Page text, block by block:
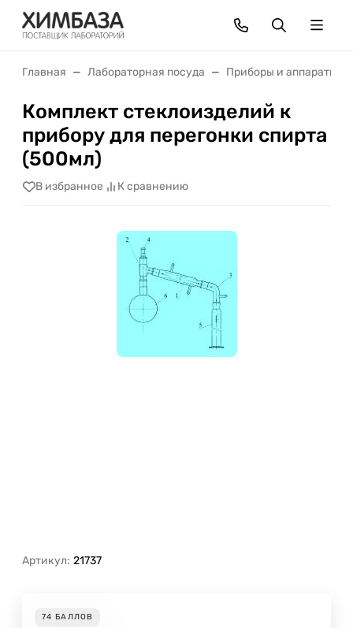
Главная Лабораторная посуда Приборы и аппараты
Комплект стеклоизделий к
прибору для перегонки спирта
(500мл)
В избранное К сравнению
Артикул: 21737
74 БАЛЛОВ